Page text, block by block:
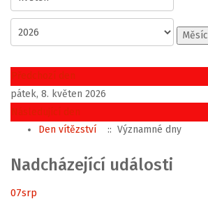
Měsíc
Předchozí den
pátek, 8. květen 2026
Následující den
Den vítězství
:: Významné dny
Nadcházející události
07srp